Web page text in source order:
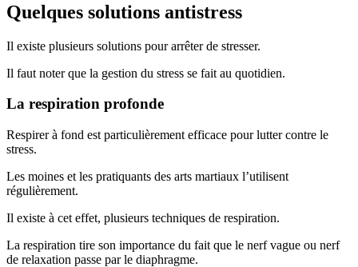
Quelques solutions antistress
Il existe plusieurs solutions pour arrêter de stresser.
Il faut noter que la gestion du stress se fait au quotidien.
La respiration profonde
Respirer à fond est particulièrement efficace pour lutter contre le
stress.
Les moines et les pratiquants des arts martiaux l’utilisent
régulièrement.
Il existe à cet effet, plusieurs techniques de respiration.
La respiration tire son importance du fait que le nerf vague ou nerf
de relaxation passe par le diaphragme.